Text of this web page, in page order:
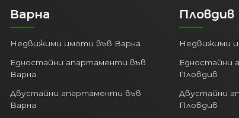
Варна
Недвижими имоти във Варна
Едностайни апартаменти във
Варна
Двустайни апартаменти във
Варна
Пловдив
Недвижими
Едностайни
Пловдив
Двустайни
Пловдив